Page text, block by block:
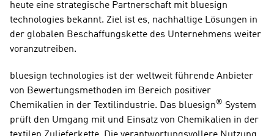
heute eine strategische Partnerschaft mit bluesign
technologies bekannt. Ziel ist es, nachhaltige Lösungen in
der globalen Beschaffungskette des Unternehmens weiter
voranzutreiben.
bluesign technologies ist der weltweit führende Anbieter
von Bewertungsmethoden im Bereich positiver
Chemikalien in der Textilindustrie. Das bluesign® System
prüft den Umgang mit und Einsatz von Chemikalien in der